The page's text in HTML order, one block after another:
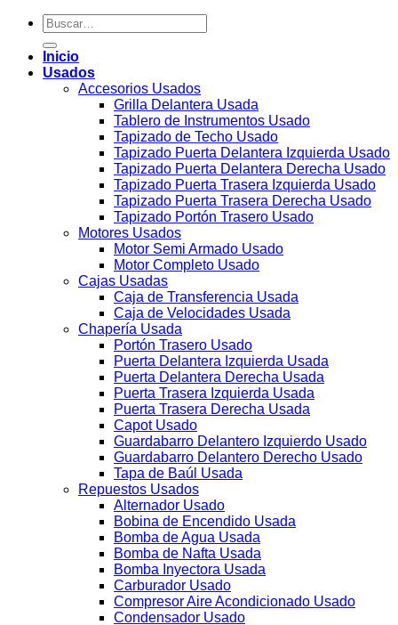
Buscar
por:
Inicio
Usados
Accesorios Usados
Grilla Delantera Usada
Tablero de Instrumentos Usado
Tapizado de Techo Usado
Tapizado Puerta Delantera Izquierda Usado
Tapizado Puerta Delantera Derecha Usado
Tapizado Puerta Trasera Izquierda Usado
Tapizado Puerta Trasera Derecha Usado
Tapizado Portón Trasero Usado
Motores Usados
Motor Semi Armado Usado
Motor Completo Usado
Cajas Usadas
Caja de Transferencia Usada
Caja de Velocidades Usada
Chapería Usada
Portón Trasero Usado
Puerta Delantera Izquierda Usada
Puerta Delantera Derecha Usada
Puerta Trasera Izquierda Usada
Puerta Trasera Derecha Usada
Capot Usado
Guardabarro Delantero Izquierdo Usado
Guardabarro Delantero Derecho Usado
Tapa de Baúl Usada
Repuestos Usados
Alternador Usado
Bobina de Encendido Usada
Bomba de Agua Usada
Bomba de Nafta Usada
Bomba Inyectora Usada
Carburador Usado
Compresor Aire Acondicionado Usado
Condensador Usado